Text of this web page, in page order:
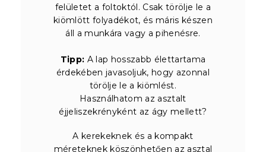
felületet a foltoktól. Csak törölje le a
kiömlött folyadékot, és máris készen
áll a munkára vagy a pihenésre.
Tipp: A lap hosszabb élettartama
érdekében javasoljuk, hogy azonnal
törölje le a kiömlést.
Használhatom az asztalt
éjjeliszekrényként az ágy mellett?
A kerekeknek és a kompakt
méreteknek köszönhetően az asztal